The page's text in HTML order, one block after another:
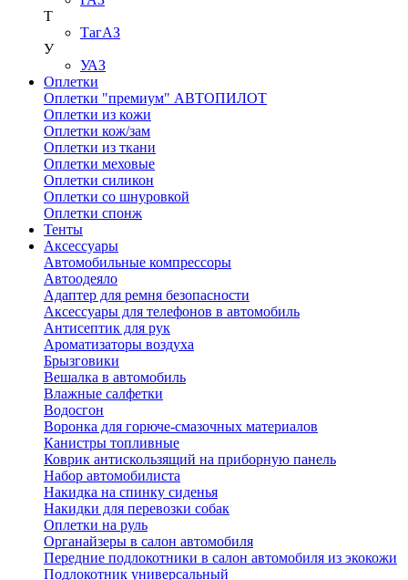
Т
ТагАЗ
У
УАЗ
Оплетки
Оплетки "премиум" АВТОПИЛОТ
Оплетки из кожи
Оплетки кож/зам
Оплетки из ткани
Оплетки меховые
Оплетки силикон
Оплетки со шнуровкой
Оплетки спонж
Тенты
Аксессуары
Автомобильные компрессоры
Автоодеяло
Адаптер для ремня безопасности
Аксессуары для телефонов в автомобиль
Антисептик для рук
Ароматизаторы воздуха
Брызговики
Вешалка в автомобиль
Влажные салфетки
Водосгон
Воронка для горюче-смазочных материалов
Канистры топливные
Коврик антискользящий на приборную панель
Набор автомобилиста
Накидка на спинку сиденья
Накидки для перевозки собак
Оплетки на руль
Органайзеры в салон автомобиля
Передние подлокотники в салон автомобиля из экокожи
Подлокотник универсальный